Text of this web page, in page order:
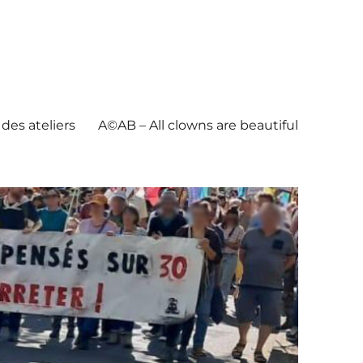
ateliers A©AB – All clowns are beautiful